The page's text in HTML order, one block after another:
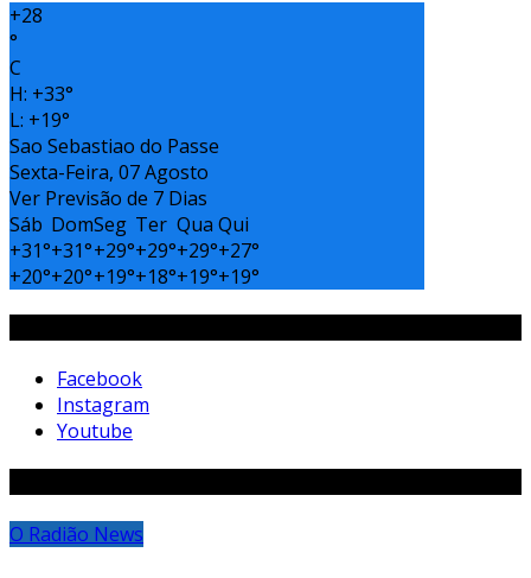
+28
°
C
H: +33°
L: +19°
Sao Sebastiao do Passe
Sexta-Feira, 07 Agosto
Ver Previsão de 7 Dias
Sáb DomSeg Ter Qua Qui
+31°+31°+29°+29°+29°+27°
+20°+20°+19°+18°+19°+19°
Facebook
Instagram
Youtube
O Radião News